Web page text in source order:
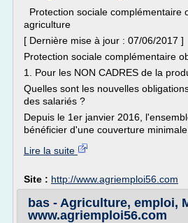
Protection sociale complémentaire
agriculture
[ Dernière mise à jour : 07/06/2017 ]
Protection sociale complémentaire
1. Pour les NON CADRES de la
Quelles sont les nouvelles
des salariés ?
Depuis le 1er janvier 2016,
bénéficier d'une couverture minimale
Lire la suite
Site : http://www.agriemploi56.com
bas - Agriculture, emploi,
www.agriemploi56.com